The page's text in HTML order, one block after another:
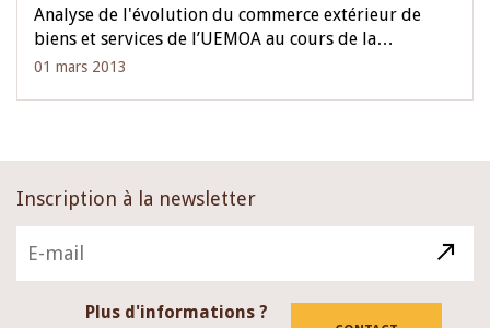
Analyse de l'évolution du commerce extérieur de
biens et services de l’UEMOA au cours de la…
01 mars 2013
Inscription à la newsletter
Plus d'informations ?